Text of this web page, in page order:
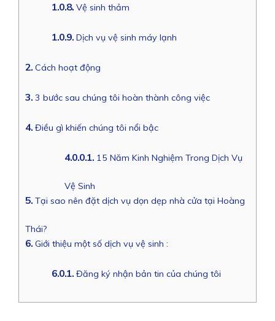
1.0.8.Vệ sinh thảm
1.0.9.Dịch vụ vệ sinh máy lạnh
2. Cách hoạt động
3. 3 bước sau chúng tôi hoàn thành công việc
4. Điều gì khiến chúng tôi nổi bậc
4.0.0.1. 15 Năm Kinh Nghiệm Trong Dịch Vụ
Vệ Sinh
5. Tại sao nên đặt dịch vụ dọn dẹp nhà cửa tại Hoàng
Thái?
6. Giới thiệu một số dịch vụ vệ sinh :
6.0.1.Đăng ký nhận bản tin của chúng tôi